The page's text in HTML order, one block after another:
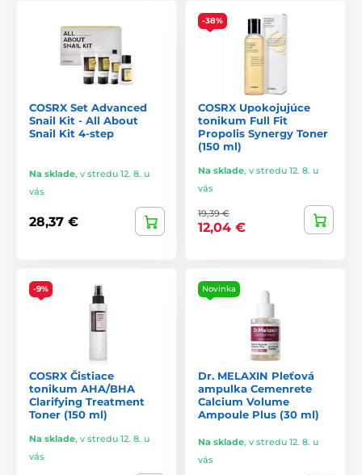
COSRX Set Advanced
Snail Kit - All About
Snail Kit 4-step
Na sklade, v stredu 12. 8. u
vás
28,37 €
-38%
COSRX Upokojujúce
tonikum Full Fit
Propolis Synergy Toner
(150 ml)
Na sklade, v stredu 12. 8. u
vás
19,39 €
12,04 €
-9%
COSRX Čistiace
tonikum AHA/BHA
Clarifying Treatment
Toner (150 ml)
Na sklade, v stredu 12. 8. u
vás
Novinka
Dr. MELAXIN Pleťová
ampulka Cemenrete
Calcium Volume
Ampoule Plus (30 ml)
Na sklade, v stredu 12. 8. u
vás